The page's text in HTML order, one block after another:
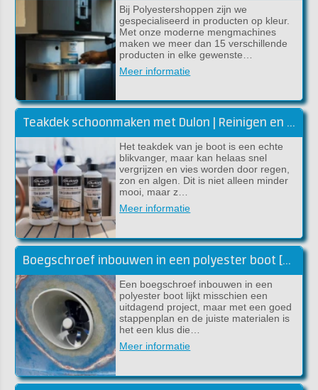
Bij Polyestershoppen zijn we
gespecialiseerd in producten op kleur.
Met onze moderne mengmachines
maken we meer dan 15 verschillende
producten in elke gewenste…
Meer informatie
Teakdek schoonmaken met Dulon | Reinigen en kleur herstellen
Het teakdek van je boot is een echte
blikvanger, maar kan helaas snel
vergrijzen en vies worden door regen,
zon en algen. Dit is niet alleen minder
mooi, maar z…
Meer informatie
Boegschroef inbouwen in een polyester boot [handleiding]
Een boegschroef inbouwen in een
polyester boot lijkt misschien een
uitdagend project, maar met een goed
stappenplan en de juiste materialen is
het een klus die…
Meer informatie